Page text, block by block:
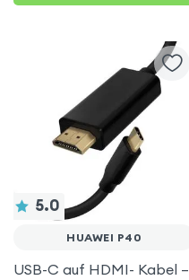
5.0
HUAWEI P40
USB-C auf HDMI- Kabel –